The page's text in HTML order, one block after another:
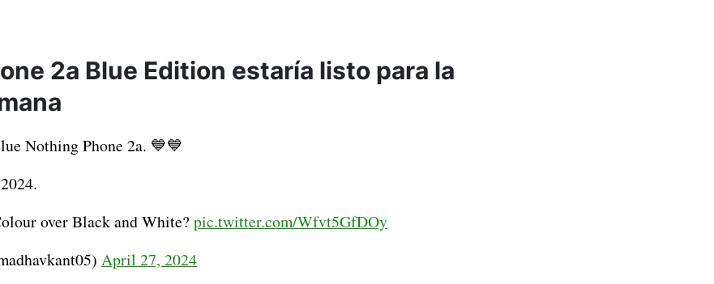
2a Blue Edition estaría listo para la
Nothing Phone 2a. 💙💙
over Black and White? pic.twitter.com/Wfvt5GfDOy
April 27, 2024